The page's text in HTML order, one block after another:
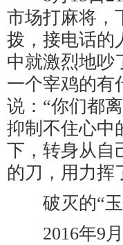
市场打麻将，
拨，接电话的
中就激烈地吵
一个宰鸡的有
说：“你们都
抑制不住心中
下，转身从自
的刀，用力
破灭的“玉
2016年9月